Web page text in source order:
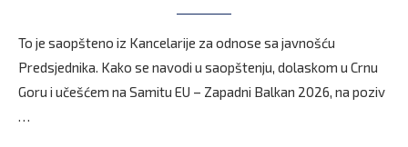
To je saopšteno iz Kancelarije za odnose sa javnošću
Predsjednika. Kako se navodi u saopštenju, dolaskom u Crnu
Goru i učešćem na Samitu EU – Zapadni Balkan 2026, na poziv
…